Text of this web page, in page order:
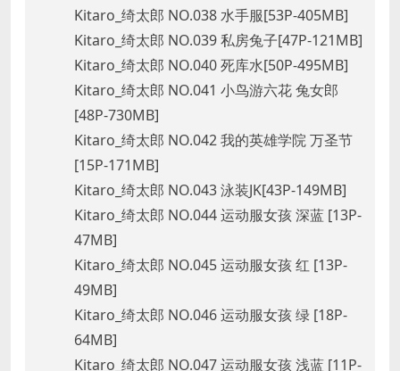
Kitaro_绮太郎 NO.038 水手服[53P-405MB]
Kitaro_绮太郎 NO.039 私房兔子[47P-121MB]
Kitaro_绮太郎 NO.040 死库水[50P-495MB]
Kitaro_绮太郎 NO.041 小鸟游六花 兔女郎
[48P-730MB]
Kitaro_绮太郎 NO.042 我的英雄学院 万圣节
[15P-171MB]
Kitaro_绮太郎 NO.043 泳装JK[43P-149MB]
Kitaro_绮太郎 NO.044 运动服女孩 深蓝 [13P-
47MB]
Kitaro_绮太郎 NO.045 运动服女孩 红 [13P-
49MB]
Kitaro_绮太郎 NO.046 运动服女孩 绿 [18P-
64MB]
Kitaro_绮太郎 NO.047 运动服女孩 浅蓝 [11P-